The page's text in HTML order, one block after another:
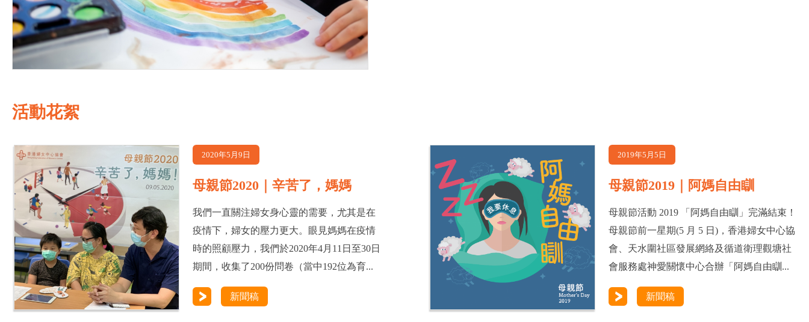
活動花絮
2020年5月9日
母親節2020｜辛苦了，媽媽
我們一直關注婦女身心靈的需要，尤其是在
疫情下，婦女的壓力更大。眼見媽媽在疫情
時的照顧壓力，我們於2020年4月11日至30日
期間，收集了200份問卷（當中192位為育...
新聞稿
2019年5月5日
母親節2019｜阿媽自由瞓
母親節活動 2019 「阿媽自由瞓」完滿結束！
母親節前一星期(5 月 5 日)，香港婦女中心協
會、天水圍社區發展網絡及循道衛理觀塘社
會服務處神愛關懷中心合辦「阿媽自由瞓...
新聞稿